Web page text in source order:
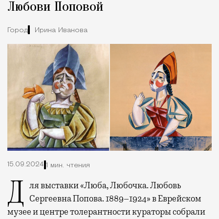
Любови Поповой
Город Ирина Иванова
15.09.2024 1 мин. чтения
Для выставки «Люба, Любочка. Любовь Сергеевна Попова. 1889–1924» в Еврейском
музее и центре толерантности кураторы собрали